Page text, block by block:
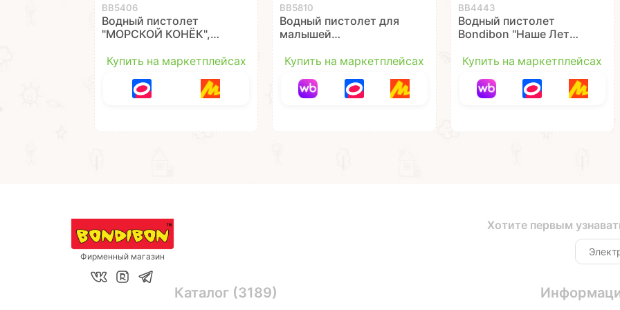
ВВ5406
Водный пистолет
"МОРСКОЙ КОНЁК",
Bondibon
Купить на маркетплейсах
ВВ5810
Водный пистолет для
малышей
зелёный, 185 мл,
Купить на маркетплейсах
ВВ4443
Водный пистолет
Bondibon "Наше Лето"
Купить на маркетплейсах
Фирменный магазин
Хотите первым
Каталог (3189)